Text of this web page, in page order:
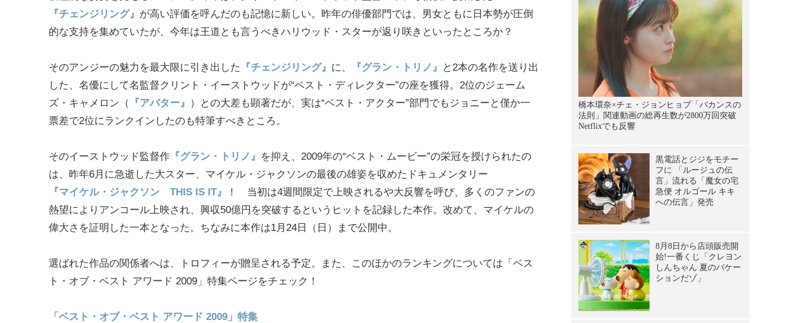
『チェンジリング』 が高い評価を呼んだのも記憶に新しい。昨年の俳優部門では、男女ともに日本勢が圧倒
的な支持を集めていたが、今年は王道とも言うべきハリウッド・スターが返り咲きといったところか？
そのアンジーの魅力を最大限に引き出した 『チェンジリング』 に、 『グラン・トリノ』
と2本の名作を送り出
した、名優にして名監督クリント・イーストウッドが“ベスト・ディレクター”の座を獲得。2位のジェーム
ズ・キャメロン（
『アバター』 ）との大差も顕著だが、実は“ベスト・アクター”部門でもジョニーと僅か一
票差で2位にランクインしたのも特筆すべきところ。
そのイーストウッド監督作 『グラン・トリノ』 を抑え、2009年の“ベスト・ムービー”の栄冠を授けられたの
は、昨年6月に急逝した大スター、マイケル・ジャクソンの最後の雄姿を収めたドキュメンタリー
『マイケル・ジャクソン THIS IS IT』
！ 当初は4週間限定で上映されるや大反響を呼び、多くのファンの
熱望によりアンコール上映され、興収50億円を突破するというヒットを記録した本作。改めて、マイケルの
偉大さを証明した一本となった。ちなみに本作は1月24日（日）まで公開中。
選ばれた作品の関係者へは、トロフィーが贈呈される予定。また、このほかのランキングについては「ベス
ト・オブ・ベスト アワード 2009」特集ページをチェック！
「ベスト・オブ・ベスト アワード 2009」特集